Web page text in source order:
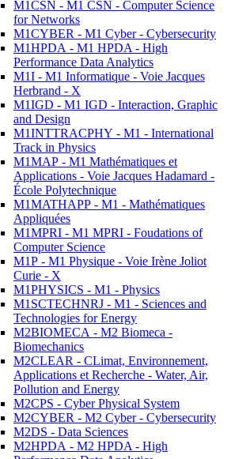
M1CSN - M1 CSN - Computer Science
for Networks
M1CYBER - M1 Cyber - Cybersecurity
M1HPDA - M1 HPDA - High
Performance Data Analytics
M1I - M1 Informatique - Voie Jacques
Herbrand - X
M1IGD - M1 IGD - Interaction, Graphic
and Design
M1INTTRACPHY - M1 - International
Track in Physics
M1MAP - M1 Mathématiques et
Applications - Voie Jacques Hadamard -
École Polytechnique
M1MATHAPP - M1 - Mathématiques
Appliquées
M1MPRI - M1 MPRI - Foudations of
Computer Science
M1P - M1 Physique - Voie Irène Joliot
Curie - X
M1PHYSICS - M1 - Physics
M1SCTECHNRJ - M1 - Sciences and
Technologies for Energy
M2BIOMECA - M2 Biomeca -
Biomechanics
M2CLEAR - CLimat, Environnement,
Applications et Recherche - Water, Air,
Pollution and Energy
M2CPS - Cyber Physical System
M2CYBER - M2 Cyber - Cybersecurity
M2DS - Data Sciences
M2HPDA - M2 HPDA - High